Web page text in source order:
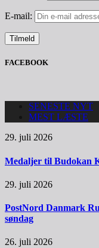
E-mail:
FACEBOOK
SENESTE NYT
MEST LÆSTE
29. juli 2026
Medaljer til Budokan
29. juli 2026
PostNord Danmark
søndag
26. juli 2026